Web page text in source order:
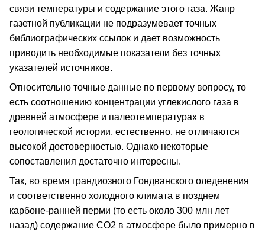
связи температуры и содержание этого газа. Жанр
газетной публикации не подразумевает точных
библиографических ссылок и дает возможность
приводить необходимые показатели без точных
указателей источников.
Относительно точные данные по первому вопросу, то
есть соотношению концентрации углекислого газа в
древней атмосфере и палеотемпературах в
геологической истории, естественно, не отличаются
высокой достоверностью. Однако некоторые
сопоставления достаточно интересны.
Так, во время грандиозного Гондванского оледенения
и соответственно холодного климата в позднем
карбоне-ранней перми (то есть около 300 млн лет
назад) содержание СО2 в атмосфере было примерно в